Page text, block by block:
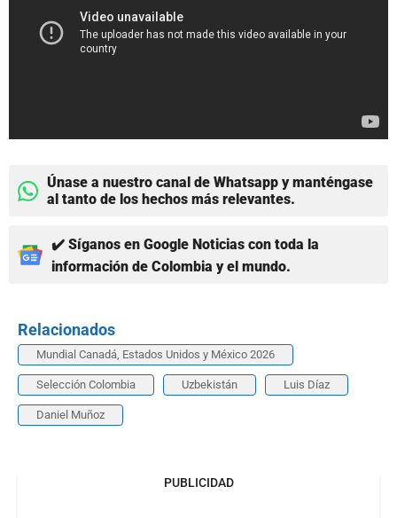
Únase a nuestro canal de Whatsapp y manténgase
al tanto de los hechos más relevantes.
✔️ Síganos en Google Noticias con toda la
información de Colombia y el mundo.
Relacionados
Mundial Canadá, Estados Unidos y México 2026
Selección Colombia Uzbekistán Luis Díaz
Daniel Muñoz
PUBLICIDAD